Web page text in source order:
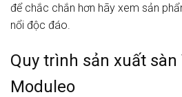
để chắc chắn hơn hãy xem sản
nổi độc đáo.
Quy trình sản xuất sàn
Moduleo